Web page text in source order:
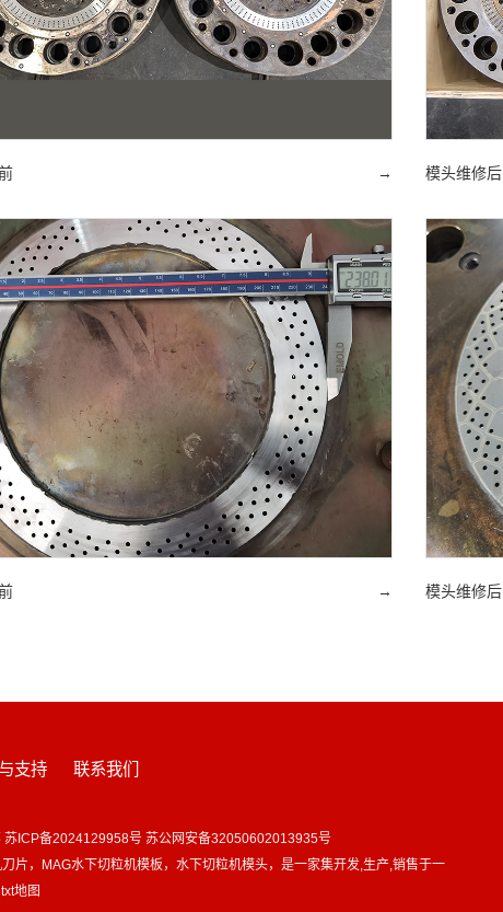
→ 模头维修后
→ 模头维修后
支持 联系我们
苏ICP备2024129958号 苏公网安备32050602013935号
片 ， MAG水下切粒机模板 ， 水下切粒机模头，是一家集开发,生产,销售于一
txt地图